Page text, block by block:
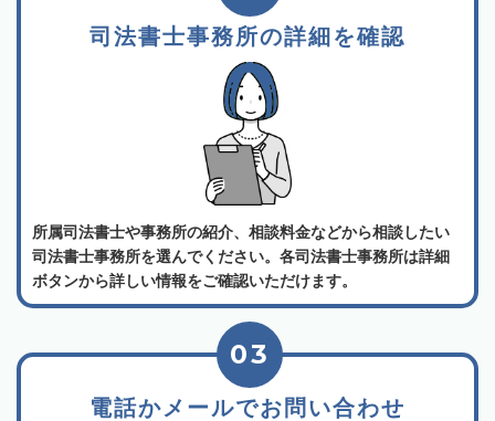
司法書士事務所の詳細を確認
所属司法書士や事務所の紹介、相談料金などから相談したい
司法書士事務所を選んでください。各司法書士事務所は詳細
ボタンから詳しい情報をご確認いただけます。
電話かメールでお問い合わせ
03